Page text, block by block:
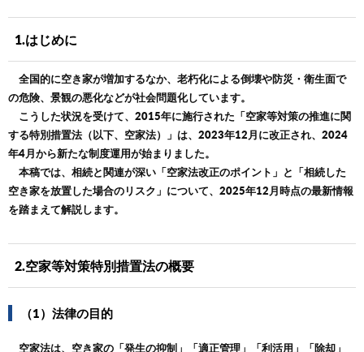
1.はじめに
全国的に空き家が増加するなか、老朽化による倒壊や防災・衛生面で
の危険、景観の悪化などが社会問題化しています。
こうした状況を受けて、2015年に施行された「空家等対策の推進に関
する特別措置法（以下、空家法）」は、2023年12月に改正され、2024
年4月から新たな制度運用が始まりました。
本稿では、相続と関連が深い「空家法改正のポイント」と「相続した
空き家を放置した場合のリスク」について、2025年12月時点の最新情報
を踏まえて解説します。
2.空家等対策特別措置法の概要
（1）法律の目的
空家法は、空き家の「発生の抑制」「適正管理」「利活用」「除却」